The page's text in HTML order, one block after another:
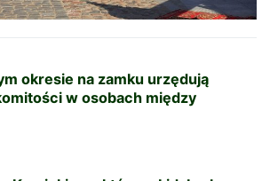
okresie na zamku urzędują
w osobach między